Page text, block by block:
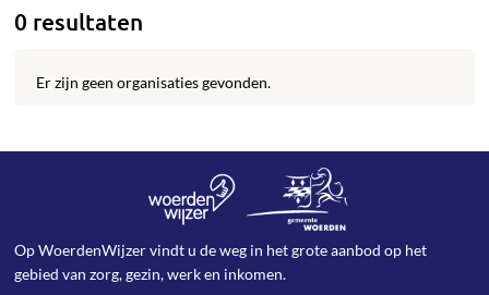
0 resultaten
Er zijn geen organisaties gevonden.
Op WoerdenWijzer vindt u de weg in het grote aanbod op het
gebied van zorg, gezin, werk en inkomen.